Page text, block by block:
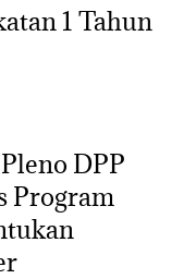
1 Tahun
DPP
Program